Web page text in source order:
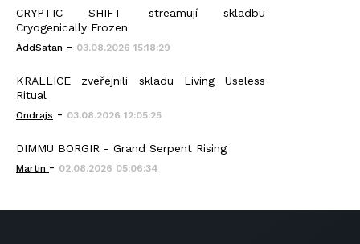
CRYPTIC SHIFT streamují skladbu
Cryogenically Frozen
AddSatan - 03.08.2026 15:18:29
KRALLICE zveřejnili skladu Living Useless
Ritual
Ondrajs - 03.08.2026 12:05:25
DIMMU BORGIR - Grand Serpent Rising
Martin - 02.08.2026 05:06:34